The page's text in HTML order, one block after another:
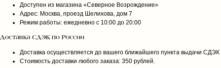
Доступен из магазина «Северное Возрождение»
Адрес: Москва, проезд Шелихова, дом 7
Режим работы: ежедневно с 10:00 до 20:00
Доставка СДЭК по России
Доставка осуществляется до вашего ближайшего пункта выдачи СДЭК
Стоимость доставки любого заказа: 350 рублей.